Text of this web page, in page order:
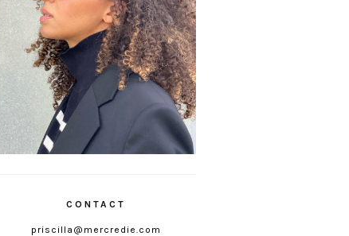
CONTACT
priscilla@mercredie.com